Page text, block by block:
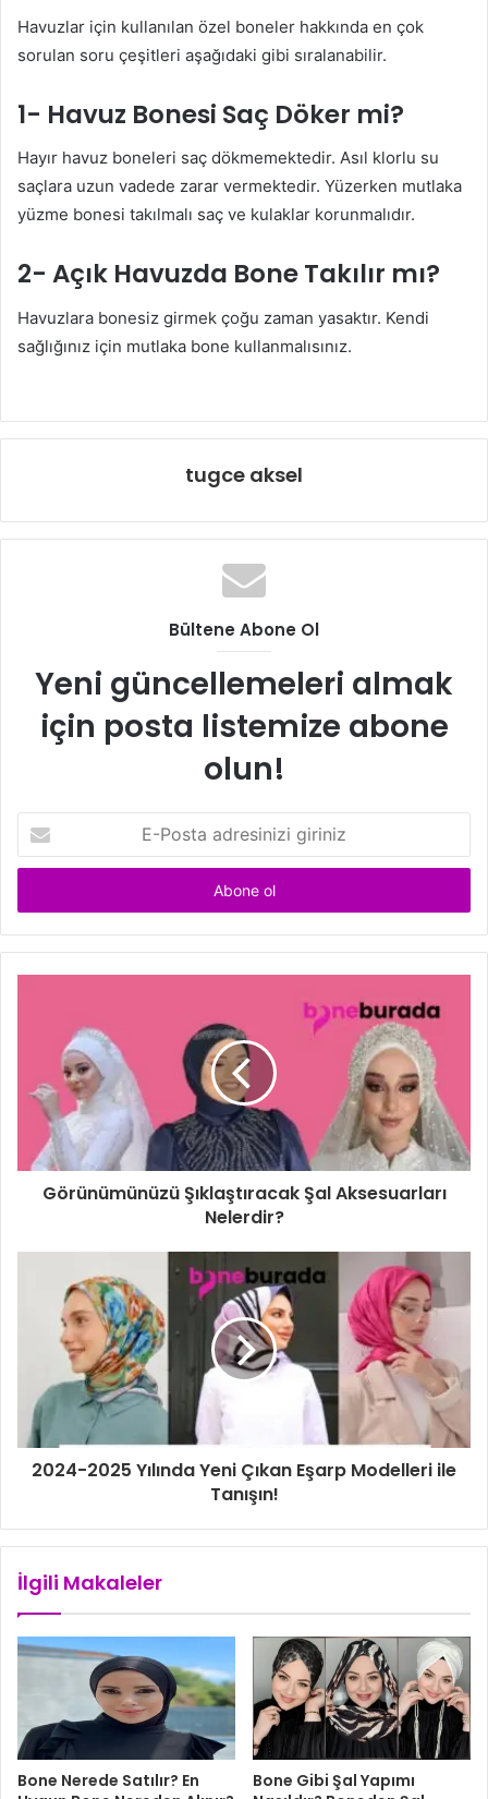
Havuzlar için kullanılan özel boneler hakkında en çok
sorulan soru çeşitleri aşağıdaki gibi sıralanabilir.
1- Havuz Bonesi Saç Döker mi?
Hayır havuz boneleri saç dökmemektedir. Asıl klorlu su
saçlara uzun vadede zarar vermektedir. Yüzerken mutlaka
yüzme bonesi takılmalı saç ve kulaklar korunmalıdır.
2- Açık Havuzda Bone Takılır mı?
Havuzlara bonesiz girmek çoğu zaman yasaktır. Kendi
sağlığınız için mutlaka bone kullanmalısınız.
tugce aksel
Bültene Abone Ol
Yeni güncellemeleri almak
için posta listemize abone
olun!
P
s
t
Görünümünüzü Şıklaştıracak Şal Aksesuarları
Nelerdir?
2024-2025 Yılında Yeni Çıkan Eşarp Modelleri ile
Tanışın!
İlgili Makaleler
Bone Nerede Satılır? En
Bone Gibi Şal Yapımı